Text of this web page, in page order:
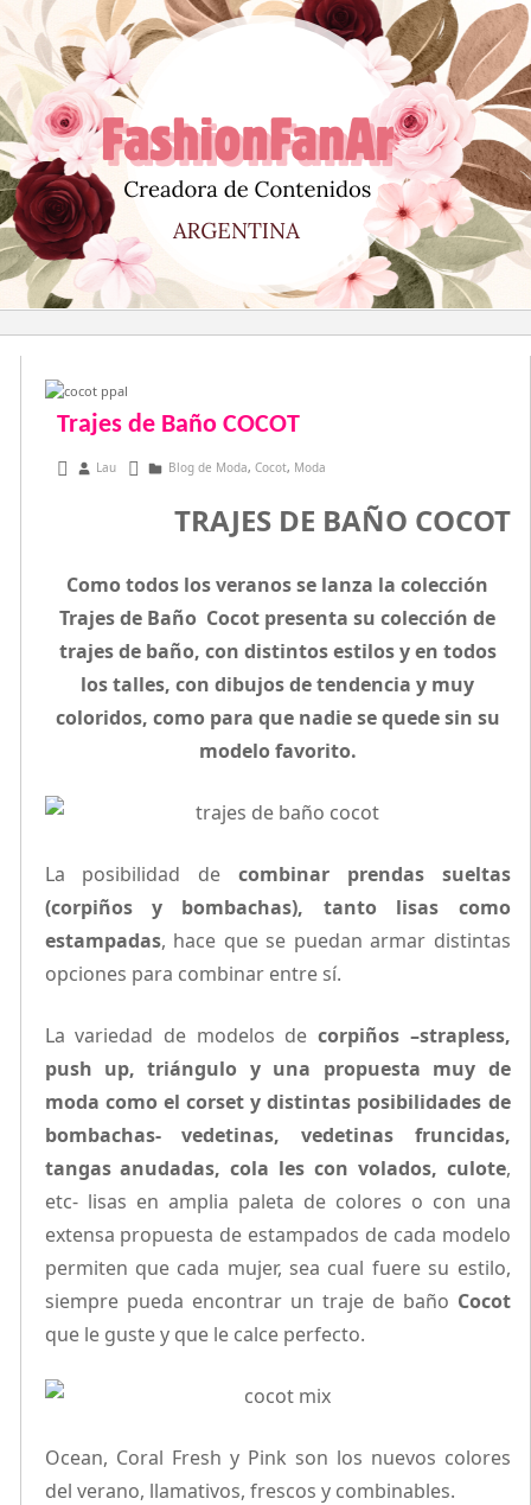
al
contenido
Trajes de Baño COCOT
noviembre 2, 2015
Lau Blog de Moda, Cocot, Moda
TRAJES DE BAÑO COCOT
Como todos los veranos se lanza la colección
Trajes de Baño Cocot presenta su colección de
trajes de baño, con distintos estilos y en todos
los talles, con dibujos de tendencia y muy
coloridos, como para que nadie se quede sin su
modelo favorito.
La posibilidad de combinar prendas sueltas
(corpiños y bombachas), tanto lisas como
estampadas, hace que se puedan armar distintas
opciones para combinar entre sí.
La variedad de modelos de corpiños –strapless,
push up, triángulo y una propuesta muy de
moda como el corset y distintas posibilidades de
bombachas- vedetinas, vedetinas fruncidas,
tangas anudadas, cola les con volados, culote,
etc- lisas en amplia paleta de colores o con una
extensa propuesta de estampados de cada modelo
permiten que cada mujer, sea cual fuere su estilo,
siempre pueda encontrar un traje de baño Cocot
que le guste y que le calce perfecto.
Ocean, Coral Fresh y Pink son los nuevos colores
del verano, llamativos, frescos y combinables.